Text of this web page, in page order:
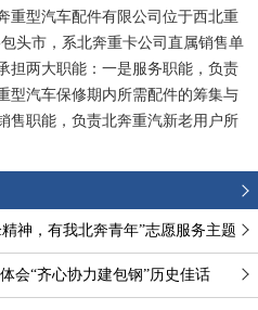
重型汽车配件有限公司位于西北重
头市，系北奔重卡公司直属销售单
担两大职能：一是服务职能，负责
型汽车保修期内所需配件的筹集与
售职能，负责北奔重汽新老用户所
神，有我北奔青年”志愿服务主题
会“齐心协力建包钢”历史佳话